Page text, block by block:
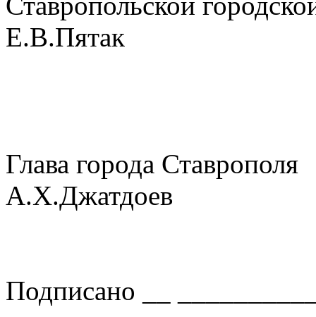
Е.В.Пятак
Глава
А.Х.Джатдоев
Подписано __